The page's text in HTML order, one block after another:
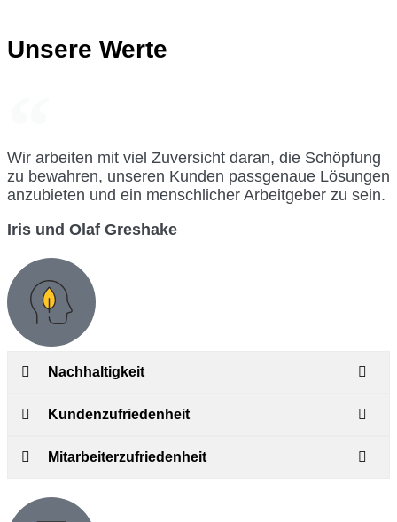
Unsere Werte
Wir arbeiten mit viel Zuversicht daran, die Schöpfung
zu bewahren, unseren Kunden passgenaue Lösungen
anzubieten und ein menschlicher Arbeitgeber zu sein.
Iris und Olaf Greshake
Nachhaltigkeit
Kundenzufriedenheit
Mitarbeiterzufriedenheit